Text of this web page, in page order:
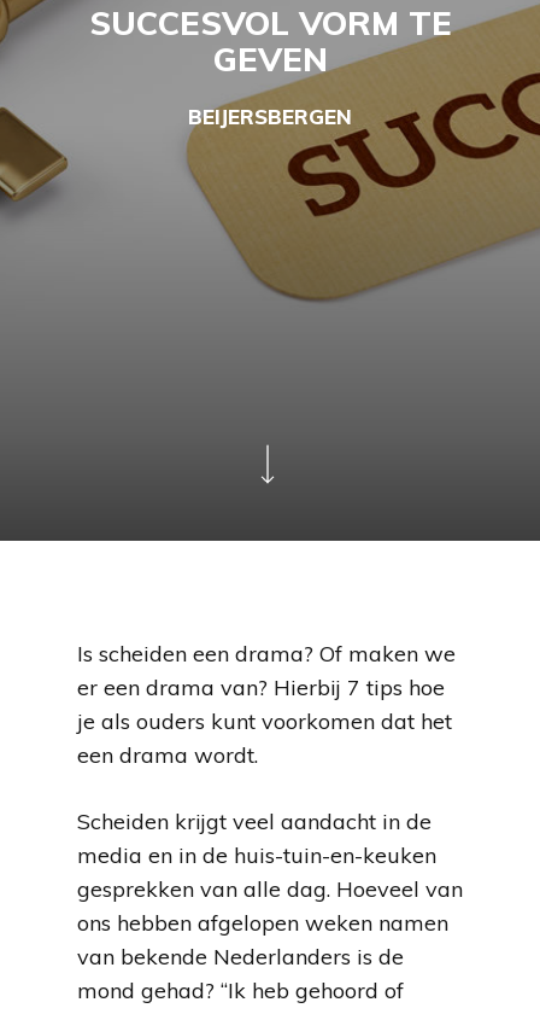
SUCCESVOL VORM TE
GEVEN
BEIJERSBERGEN
Is scheiden een drama? Of maken we
er een drama van? Hierbij 7 tips hoe
je als ouders kunt voorkomen dat het
een drama wordt.
Scheiden krijgt veel aandacht in de
media en in de huis-tuin-en-keuken
gesprekken van alle dag. Hoeveel van
ons hebben afgelopen weken namen
van bekende Nederlanders is de
mond gehad? “Ik heb gehoord of